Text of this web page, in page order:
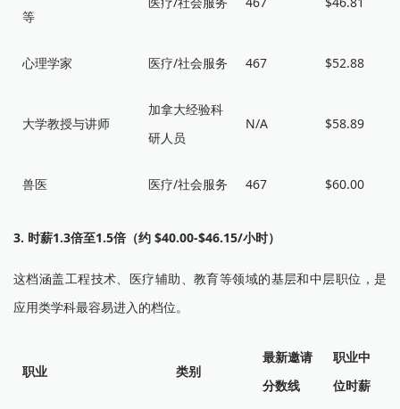
等
心理学家 医疗/社会服务 467 $52.88
大学教授与讲师
加拿大经验科
研人员
N/A $58.89
兽医 医疗/社会服务 467 $60.00
3. 时薪1.3倍至1.5倍（约 $40.00-$46.15/小时）
这档涵盖工程技术、医疗辅助、教育等领域的基层和中层职位，是
应用类学科最容易进入的档位。
职业 类别
最新邀请
分数线
职业中
位时薪